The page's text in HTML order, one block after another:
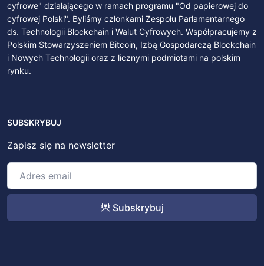
cyfrowe" działającego w ramach programu "Od papierowej do
cyfrowej Polski". Byliśmy członkami Zespołu Parlamentarnego
ds. Technologii Blockchain i Walut Cyfrowych. Współpracujemy z
Polskim Stowarzyszeniem Bitcoin, Izbą Gospodarczą Blockchain
i Nowych Technologii oraz z licznymi podmiotami na polskim
rynku.
SUBSKRYBUJ
Zapisz się na newsletter
Subskrybuj